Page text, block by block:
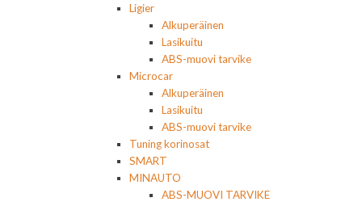
Ligier
Alkuperäinen
Lasikuitu
ABS-muovi tarvike
Microcar
Alkuperäinen
Lasikuitu
ABS-muovi tarvike
Tuning korinosat
SMART
MINAUTO
ABS-MUOVI TARVIKE